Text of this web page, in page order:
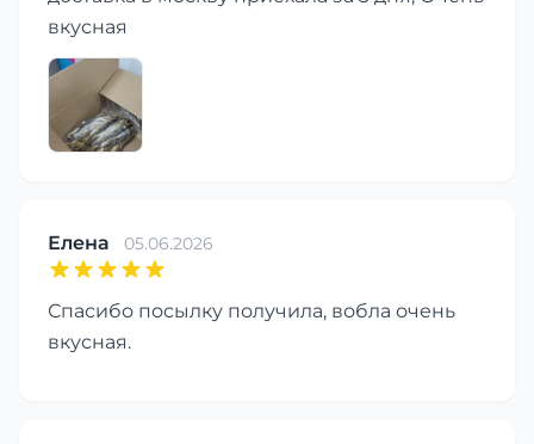
вкусная
Елена 05.06.2026
Спасибо посылку получила, вобла очень
вкусная.